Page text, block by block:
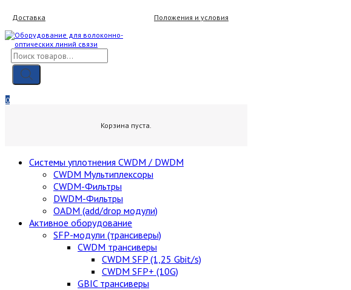
to
content
Доставка Положения и условия
Поиск
товаров
0
Корзина пуста.
Cистемы уплотнения CWDM / DWDM
CWDM Мультиплексоры
CWDM-Фильтры
DWDM-Фильтры
OADM (add/drop модули)
Активное оборудование
SFP-модули (трансиверы)
CWDM трансиверы
CWDM SFP (1,25 Gbit/s)
CWDM SFP+ (10G)
GBIC трансиверы